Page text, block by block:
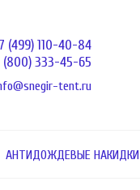
(499) 110-40-84
(800) 333-45-65
tent.ru
АНТИДОЖДЕВЫЕ НАКИДКИ